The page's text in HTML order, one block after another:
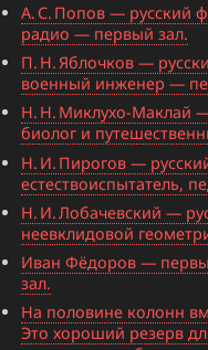
А. С. Попов — русский
радио — первый зал.
П. Н. Яблочков —
военный инженер —
Н. Н. Миклухо-Маклай
биолог и
Н. И. Пирогов —
естествоиспытатель,
Н. И. Лобачевский —
неевклидовой
Иван Фёдоров —
зал.
На половине колонн
Это хороший резерв